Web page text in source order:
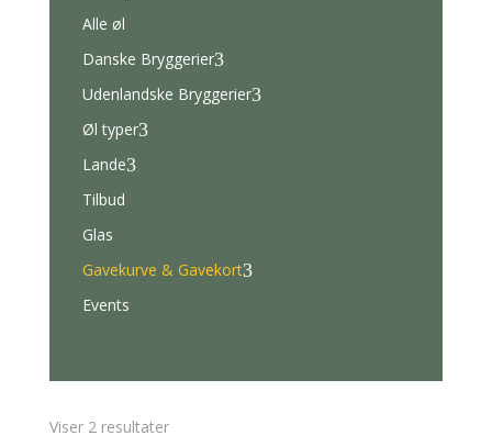
Alle øl
Danske Bryggerier3
Udenlandske Bryggerier3
Øl typer3
Lande3
Tilbud
Glas
Gavekurve & Gavekort3
Events
Viser 2 resultater